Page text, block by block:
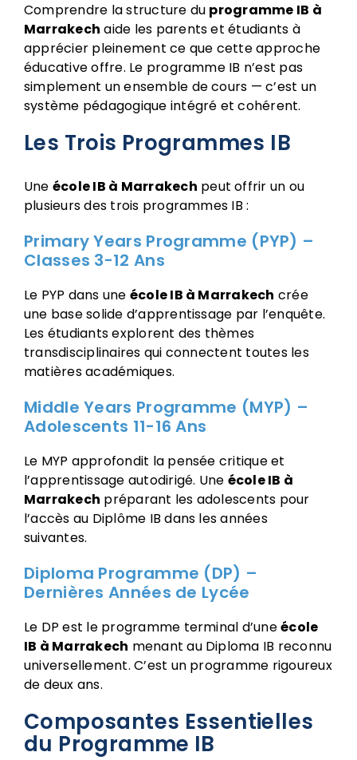
Comprendre la structure du programme IB à
Marrakech aide les parents et étudiants à
apprécier pleinement ce que cette approche
éducative offre. Le programme IB n’est pas
simplement un ensemble de cours — c’est un
système pédagogique intégré et cohérent.
Les Trois Programmes IB
Une école IB à Marrakech peut offrir un ou
plusieurs des trois programmes IB :
Primary Years Programme (PYP) –
Classes 3-12 Ans
Le PYP dans une école IB à Marrakech crée
une base solide d’apprentissage par l’enquête.
Les étudiants explorent des thèmes
transdisciplinaires qui connectent toutes les
matières académiques.
Middle Years Programme (MYP) –
Adolescents 11-16 Ans
Le MYP approfondit la pensée critique et
l’apprentissage autodirigé. Une école IB à
Marrakech préparant les adolescents pour
l’accès au Diplôme IB dans les années
suivantes.
Diploma Programme (DP) –
Dernières Années de Lycée
Le DP est le programme terminal d’uneécole
IB à Marrakech menant au Diploma IB reconnu
universellement. C’est un programme rigoureux
de deux ans.
Composantes Essentielles
du Programme IB